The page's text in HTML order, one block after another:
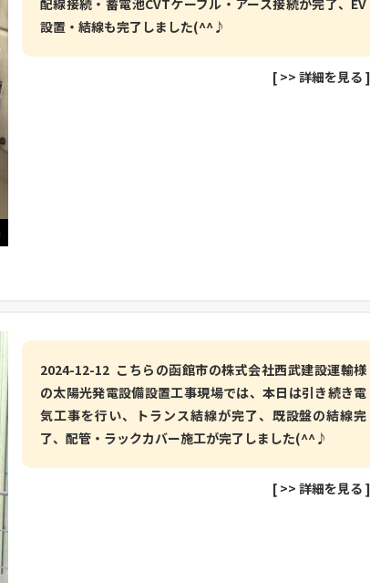
設置・結線も完了しました(^^♪
[ >> 詳細を見る ]
2024-12-12 こちらの函館市の株式会社西武建設運輸様
の太陽光発電設備設置工事現場では、本日は引き続き電
気工事を行い、トランス結線が完了、既設盤の結線完
了、配管・ラックカバー施工が完了しました(^^♪
[ >> 詳細を見る ]